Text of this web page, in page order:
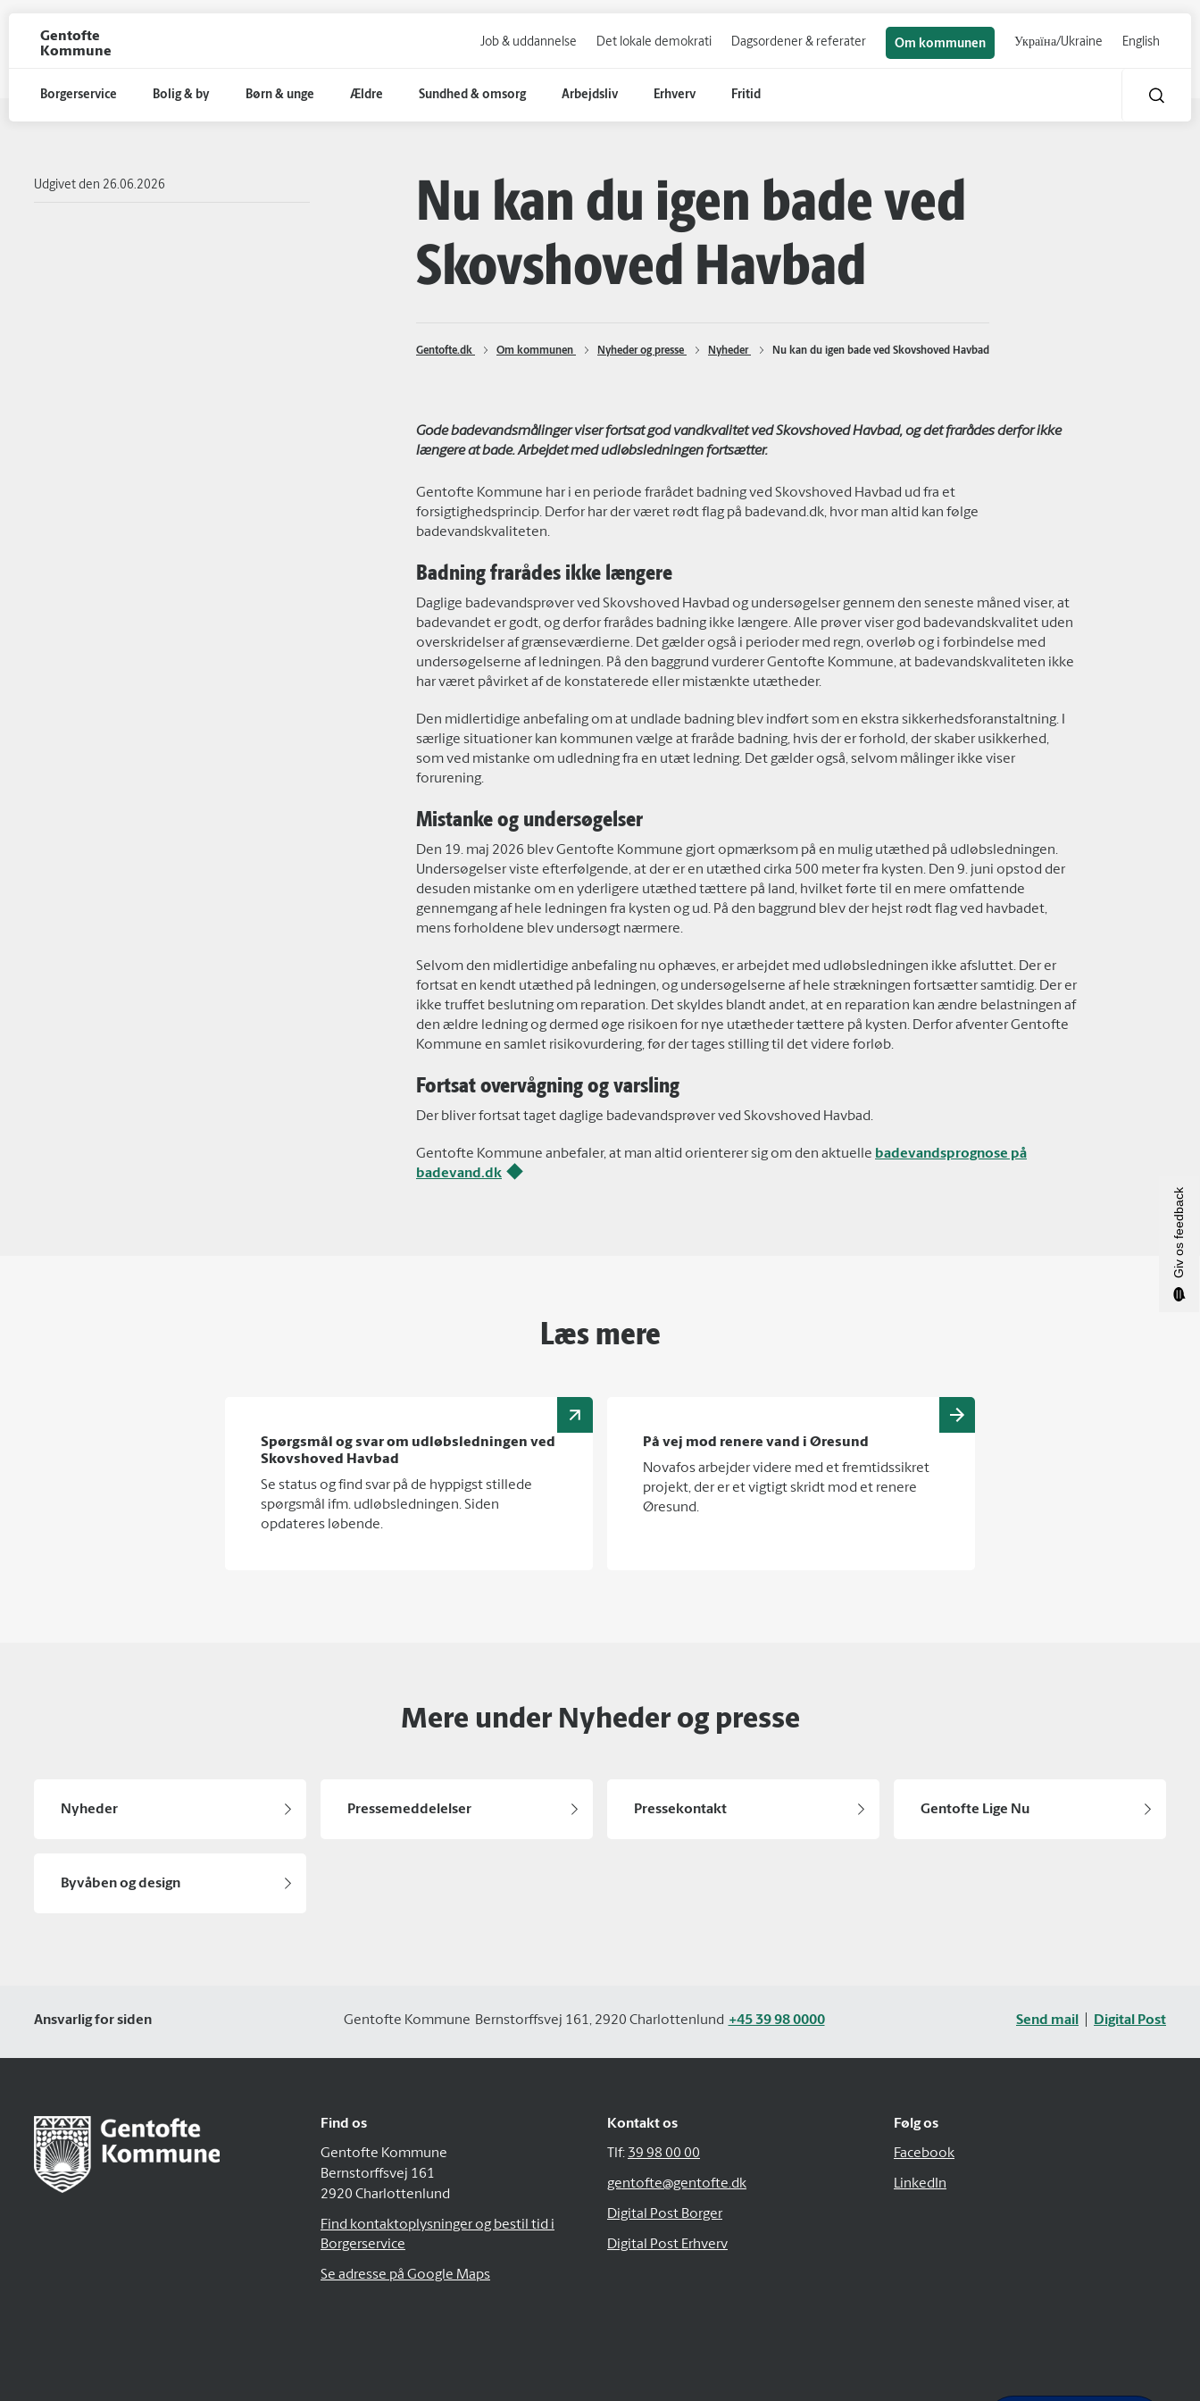
Gå til hoved indhold
Gentofte
Kommune
Job & uddannelse Det lokale demokrati Dagsordener & referater Om kommunen Україна/Ukraine English
Borgerservice Bolig & by Børn & unge Ældre Sundhed & omsorg Arbejdsliv Erhverv Fritid
Udgivet den 26.06.2026 Nu kan du igen bade ved
Skovshoved Havbad
Gentofte.dk Om kommunen Nyheder og presse Nyheder Nu kan du igen bade ved Skovshoved Havbad
Gode badevandsmålinger viser fortsat god vandkvalitet ved Skovshoved Havbad, og det frarådes derfor ikke
længere at bade. Arbejdet med udløbsledningen fortsætter.
Gentofte Kommune har i en periode frarådet badning ved Skovshoved Havbad ud fra et
forsigtighedsprincip. Derfor har der været rødt flag på badevand.dk, hvor man altid kan følge
badevandskvaliteten.
Badning frarådes ikke længere
Daglige badevandsprøver ved Skovshoved Havbad og undersøgelser gennem den seneste måned viser, at
badevandet er godt, og derfor frarådes badning ikke længere. Alle prøver viser god badevandskvalitet uden
overskridelser af grænseværdierne. Det gælder også i perioder med regn, overløb og i forbindelse med
undersøgelserne af ledningen. På den baggrund vurderer Gentofte Kommune, at badevandskvaliteten ikke
har været påvirket af de konstaterede eller mistænkte utætheder.
Den midlertidige anbefaling om at undlade badning blev indført som en ekstra sikkerhedsforanstaltning. I
særlige situationer kan kommunen vælge at fraråde badning, hvis der er forhold, der skaber usikkerhed,
som ved mistanke om udledning fra en utæt ledning. Det gælder også, selvom målinger ikke viser
forurening.
Mistanke og undersøgelser
Den 19. maj 2026 blev Gentofte Kommune gjort opmærksom på en mulig utæthed på udløbsledningen.
Undersøgelser viste efterfølgende, at der er en utæthed cirka 500 meter fra kysten. Den 9. juni opstod der
desuden mistanke om en yderligere utæthed tættere på land, hvilket førte til en mere omfattende
gennemgang af hele ledningen fra kysten og ud. På den baggrund blev der hejst rødt flag ved havbadet,
mens forholdene blev undersøgt nærmere.
Selvom den midlertidige anbefaling nu ophæves, er arbejdet med udløbsledningen ikke afsluttet. Der er
fortsat en kendt utæthed på ledningen, og undersøgelserne af hele strækningen fortsætter samtidig. Der er
ikke truffet beslutning om reparation. Det skyldes blandt andet, at en reparation kan ændre belastningen af
den ældre ledning og dermed øge risikoen for nye utætheder tættere på kysten. Derfor afventer Gentofte
Kommune en samlet risikovurdering, før der tages stilling til det videre forløb.
Fortsat overvågning og varsling
Der bliver fortsat taget daglige badevandsprøver ved Skovshoved Havbad.
Gentofte Kommune anbefaler, at man altid orienterer sig om den aktuelle badevandsprognose på
badevand.dk
Læs mere
Spørgsmål og svar om udløbsledningen ved
Skovshoved Havbad
Se status og find svar på de hyppigst stillede
spørgsmål ifm. udløbsledningen. Siden
opdateres løbende.
På vej mod renere vand i Øresund
Novafos arbejder videre med et fremtidssikret
projekt, der er et vigtigt skridt mod et renere
Øresund.
Mere under Nyheder og presse
Nyheder Pressemeddelelser Pressekontakt Gentofte Lige Nu
Byvåben og design
Ansvarlig for siden Gentofte Kommune Bernstorffsvej 161, 2920 Charlottenlund +45 39 98 0000 Send mail Digital Post
Find os
Gentofte Kommune
Bernstorffsvej 161
2920 Charlottenlund
Find kontaktoplysninger og bestil tid i
Borgerservice
Se adresse på Google Maps
Kontakt os
Tlf: 39 98 00 00
gentofte@gentofte.dk
Digital Post Borger
Digital Post Erhverv
Følg os
Facebook
LinkedIn
Giv os feedback